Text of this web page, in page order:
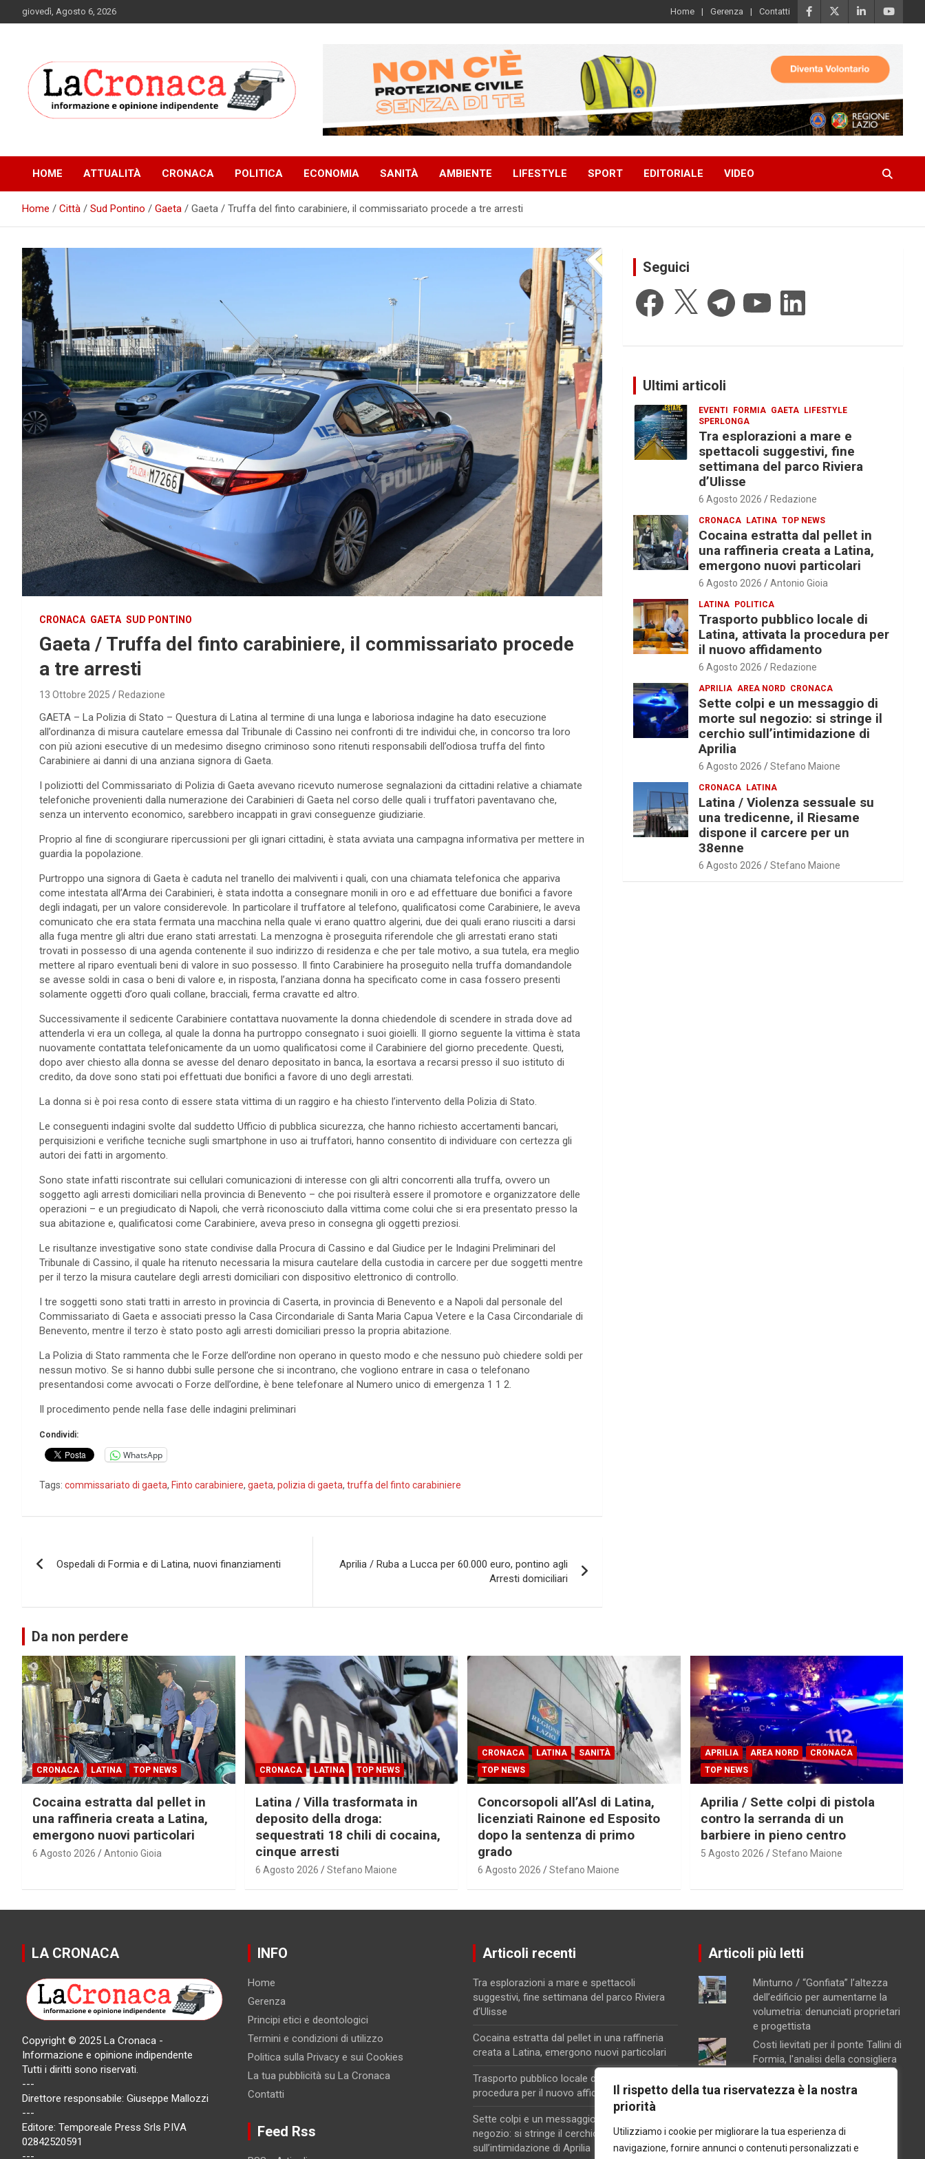
Il rispetto della tua riservatezza è la nostra
priorità
Utilizziamo i cookie per migliorare la tua esperienza di
navigazione, fornire annunci o contenuti personalizzati e
to
giovedì, Agosto 6, 2026 Home Gerenza Contatti
HOME ATTUALITÀ CRONACA POLITICA ECONOMIA SANITÀ AMBIENTE LIFESTYLE SPORT EDITORIALE VIDEO
Home Città Sud Pontino Gaeta Gaeta / Truffa del finto carabiniere, il commissariato procede a tre arresti
CRONACA GAETA SUD PONTINO
Gaeta / Truffa del finto carabiniere, il commissariato procede
a tre arresti
13 Ottobre 2025 Redazione
GAETA – La Polizia di Stato – Questura di Latina al termine di una lunga e laboriosa indagine ha dato esecuzione
all’ordinanza di misura cautelare emessa dal Tribunale di Cassino nei confronti di tre individui che, in concorso tra loro
con più azioni esecutive di un medesimo disegno criminoso sono ritenuti responsabili dell’odiosa truffa del finto
Carabiniere ai danni di una anziana signora di Gaeta.
I poliziotti del Commissariato di Polizia di Gaeta avevano ricevuto numerose segnalazioni da cittadini relative a chiamate
telefoniche provenienti dalla numerazione dei Carabinieri di Gaeta nel corso delle quali i truffatori paventavano che,
senza un intervento economico, sarebbero incappati in gravi conseguenze giudiziarie.
Proprio al fine di scongiurare ripercussioni per gli ignari cittadini, è stata avviata una campagna informativa per mettere in
guardia la popolazione.
Purtroppo una signora di Gaeta è caduta nel tranello dei malviventi i quali, con una chiamata telefonica che appariva
come intestata all’Arma dei Carabinieri, è stata indotta a consegnare monili in oro e ad effettuare due bonifici a favore
degli indagati, per un valore considerevole. In particolare il truffatore al telefono, qualificatosi come Carabiniere, le aveva
comunicato che era stata fermata una macchina nella quale vi erano quattro algerini, due dei quali erano riusciti a darsi
alla fuga mentre gli altri due erano stati arrestati. La menzogna è proseguita riferendole che gli arrestati erano stati
trovati in possesso di una agenda contenente il suo indirizzo di residenza e che per tale motivo, a sua tutela, era meglio
mettere al riparo eventuali beni di valore in suo possesso. Il finto Carabiniere ha proseguito nella truffa domandandole
se avesse soldi in casa o beni di valore e, in risposta, l’anziana donna ha specificato come in casa fossero presenti
solamente oggetti d’oro quali collane, bracciali, ferma cravatte ed altro.
Successivamente il sedicente Carabiniere contattava nuovamente la donna chiedendole di scendere in strada dove ad
attenderla vi era un collega, al quale la donna ha purtroppo consegnato i suoi gioielli. Il giorno seguente la vittima è stata
nuovamente contattata telefonicamente da un uomo qualificatosi come il Carabiniere del giorno precedente. Questi,
dopo aver chiesto alla donna se avesse del denaro depositato in banca, la esortava a recarsi presso il suo istituto di
credito, da dove sono stati poi effettuati due bonifici a favore di uno degli arrestati.
La donna si è poi resa conto di essere stata vittima di un raggiro e ha chiesto l’intervento della Polizia di Stato.
Le conseguenti indagini svolte dal suddetto Ufficio di pubblica sicurezza, che hanno richiesto accertamenti bancari,
perquisizioni e verifiche tecniche sugli smartphone in uso ai truffatori, hanno consentito di individuare con certezza gli
autori dei fatti in argomento.
Sono state infatti riscontrate sui cellulari comunicazioni di interesse con gli altri concorrenti alla truffa, ovvero un
soggetto agli arresti domiciliari nella provincia di Benevento – che poi risulterà essere il promotore e organizzatore delle
operazioni – e un pregiudicato di Napoli, che verrà riconosciuto dalla vittima come colui che si era presentato presso la
sua abitazione e, qualificatosi come Carabiniere, aveva preso in consegna gli oggetti preziosi.
Le risultanze investigative sono state condivise dalla Procura di Cassino e dal Giudice per le Indagini Preliminari del
Tribunale di Cassino, il quale ha ritenuto necessaria la misura cautelare della custodia in carcere per due soggetti mentre
per il terzo la misura cautelare degli arresti domiciliari con dispositivo elettronico di controllo.
I tre soggetti sono stati tratti in arresto in provincia di Caserta, in provincia di Benevento e a Napoli dal personale del
Commissariato di Gaeta e associati presso la Casa Circondariale di Santa Maria Capua Vetere e la Casa Circondariale di
Benevento, mentre il terzo è stato posto agli arresti domiciliari presso la propria abitazione.
La Polizia di Stato rammenta che le Forze dell’ordine non operano in questo modo e che nessuno può chiedere soldi per
nessun motivo. Se si hanno dubbi sulle persone che si incontrano, che vogliono entrare in casa o telefonano
presentandosi come avvocati o Forze dell’ordine, è bene telefonare al Numero unico di emergenza 1 1 2.
Il procedimento pende nella fase delle indagini preliminari
Condividi:
WhatsApp
Tags: commissariato di gaeta, Finto carabiniere, gaeta, polizia di gaeta, truffa del finto carabiniere
articoli
Ospedali di Formia e di Latina, nuovi finanziamenti
Aprilia / Ruba a Lucca per 60.000 euro, pontino agli
Arresti domiciliari
Seguici
Facebook
X TelegramYouTube LinkedIn
Ultimi articoli
EVENTI FORMIA GAETA LIFESTYLE
SPERLONGA
Tra esplorazioni a mare e
spettacoli suggestivi, fine
settimana del parco Riviera
d’Ulisse
6 Agosto 2026 Redazione
CRONACA LATINA TOP NEWS
Cocaina estratta dal pellet in
una raffineria creata a Latina,
emergono nuovi particolari
6 Agosto 2026 Antonio Gioia
LATINA POLITICA
Trasporto pubblico locale di
Latina, attivata la procedura per
il nuovo affidamento
6 Agosto 2026 Redazione
APRILIA AREA NORD CRONACA
Sette colpi e un messaggio di
morte sul negozio: si stringe il
cerchio sull’intimidazione di
Aprilia
6 Agosto 2026 Stefano Maione
CRONACA LATINA
Latina / Violenza sessuale su
una tredicenne, il Riesame
dispone il carcere per un
38enne
6 Agosto 2026 Stefano Maione
Da non perdere
CRONACA LATINA TOP NEWS
Cocaina estratta dal pellet in
una raffineria creata a Latina,
emergono nuovi particolari
6 Agosto 2026 Antonio Gioia
CRONACA LATINA TOP NEWS
Latina / Villa trasformata in
deposito della droga:
sequestrati 18 chili di cocaina,
cinque arresti
6 Agosto 2026 Stefano Maione
CRONACA LATINA
SANITÀ
TOP NEWS
Concorsopoli all’Asl di Latina,
licenziati Rainone ed Esposito
dopo la sentenza di primo
grado
6 Agosto 2026 Stefano Maione
APRILIA AREA NORD
CRONACA
TOP NEWS
Aprilia / Sette colpi di pistola
contro la serranda di un
barbiere in pieno centro
5 Agosto 2026 Stefano Maione
LA CRONACA
Copyright © 2025 La Cronaca -
Informazione e opinione indipendente
Tutti i diritti sono riservati.
---
Direttore responsabile: Giuseppe Mallozzi
---
Editore: Temporeale Press Srls P.IVA
02842520591
---
INFO
Home
Gerenza
Principi etici e deontologici
Termini e condizioni di utilizzo
Politica sulla Privacy e sui Cookies
La tua pubblicità su La Cronaca
Contatti
Feed Rss
Articoli recenti
Tra esplorazioni a mare e spettacoli
suggestivi, fine settimana del parco Riviera
d’Ulisse
Cocaina estratta dal pellet in una raffineria
creata a Latina, emergono nuovi particolari
Trasporto pubblico locale di Latina, attivata la
procedura per il nuovo affidamento
Sette colpi e un messaggio di morte sul
negozio: si stringe il cerchio
sull’intimidazione di Aprilia
Articoli più letti
Minturno / “Gonfiata” l’altezza
dell’edificio per aumentarne la
volumetria: denunciati proprietari
e progettista
Costi lievitati per il ponte Tallini di
Formia, l'analisi della consigliera
Chiusura pomeridiana per la
Caso Mendico, crollano le
iscrizioni al Pacinotti di Santi